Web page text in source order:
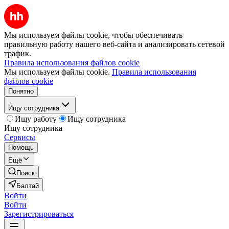
Мы используем файлы cookie, чтобы обеспечивать
правильную работу нашего веб-сайта и анализировать сетевой
трафик.
Правила использования файлов cookie
Мы используем файлы cookie. Правила использования
файлов cookie
Понятно
Ищу сотрудника
Ищу работу
Ищу сотрудника
Ищу сотрудника
Сервисы
Помощь
Ещё
Поиск
Балтай
Войти
Войти
Зарегистрироваться